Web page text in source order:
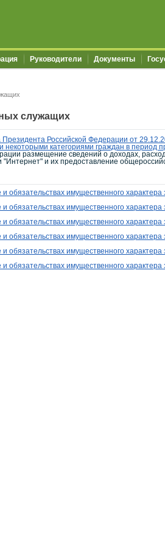
Руководители Документы
служащих
Президента Российской Федерации от
некоторыми категориями граждан в период
размещение сведений о доходах,
"Интернет" и их предоставление
имущественного характера
имущественного характера
имущественного характера
имущественного характера
имущественного характера
имущественного характера